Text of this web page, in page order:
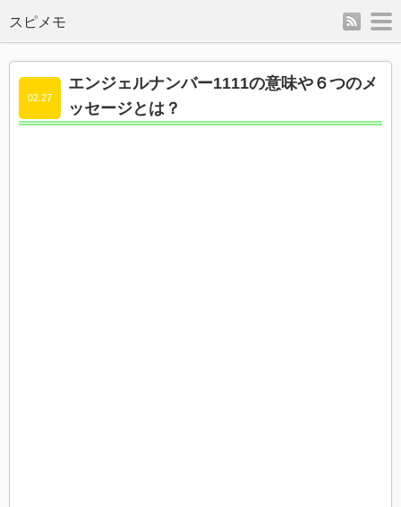
スピメモ rss
エンジェルナンバー1111の意味や６つのメ
ッセージとは？
02.27